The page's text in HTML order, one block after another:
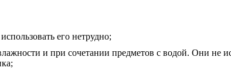
его нетрудно;
и при сочетании предметов с водой. Они не